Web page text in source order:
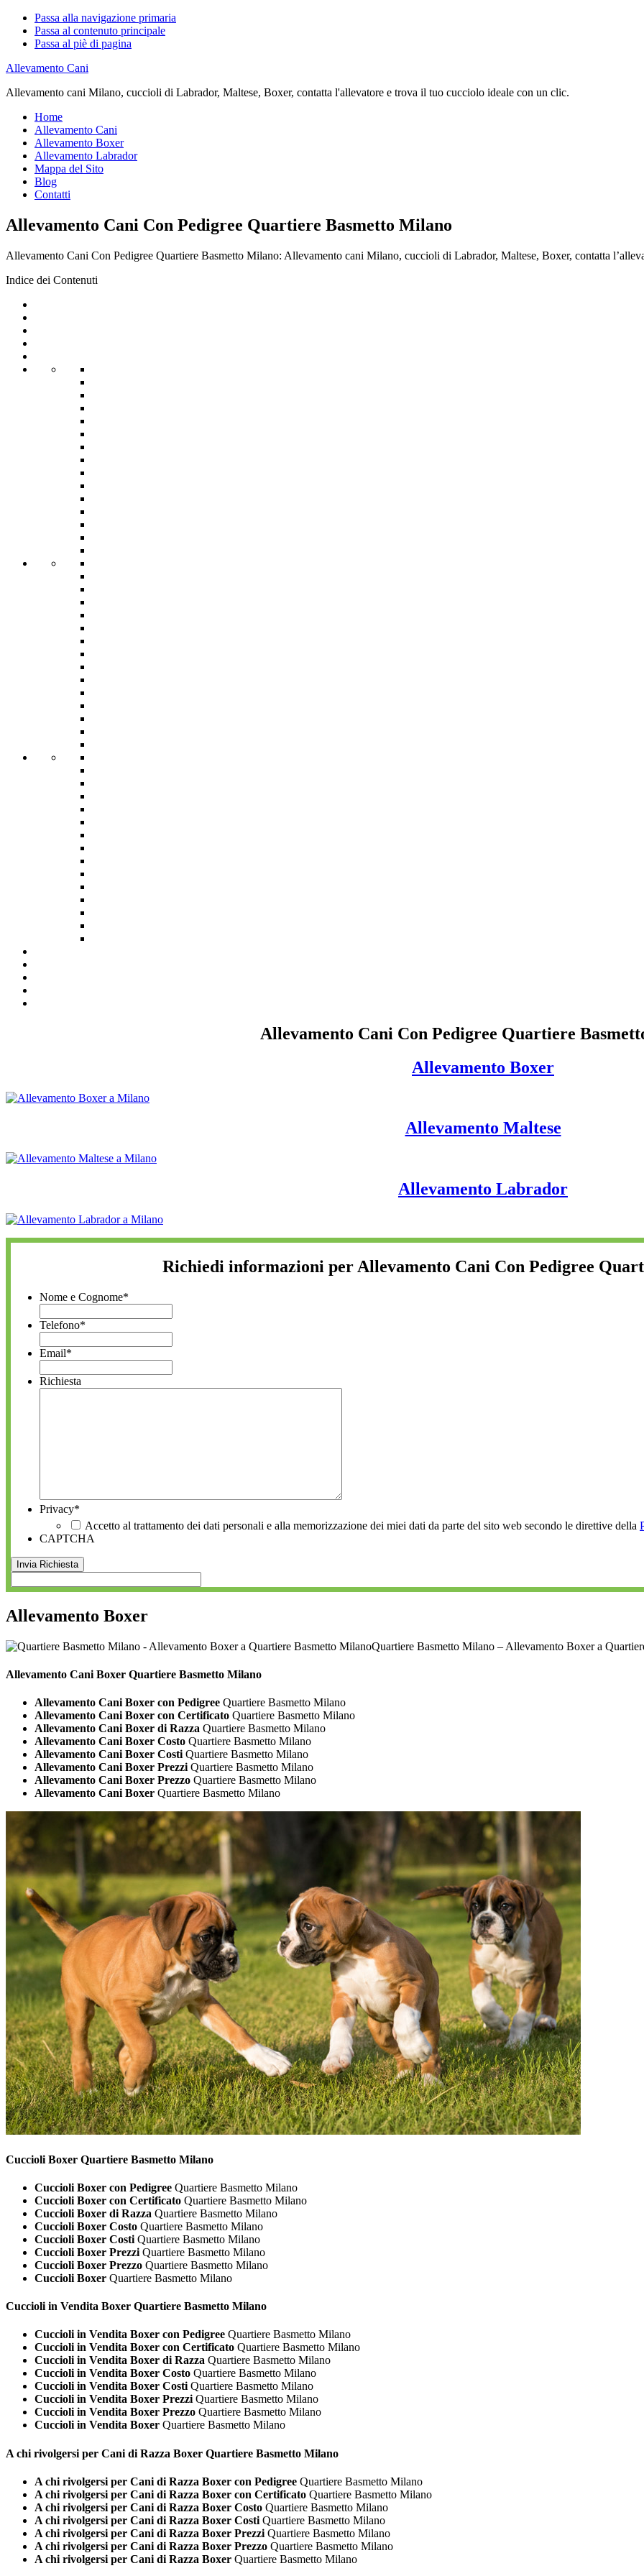
Passa alla navigazione primaria
Passa al contenuto principale
Passa al piè di pagina
Allevamento Cani
Allevamento cani Milano, cuccioli di Labrador, Maltese, Boxer, contatta l'allevatore e trova il tuo cucciolo ideale con un clic.
Home
Allevamento Cani
Allevamento Boxer
Allevamento Labrador
Mappa del Sito
Blog
Contatti
Allevamento Cani Con Pedigree Quartiere Basmetto Milano
Allevamento Cani Con Pedigree Quartiere Basmetto Milano: Allevamento cani Milano, cuccioli di Labrador, Maltese, Boxer, contatta
Indice dei Contenuti
Allevamento Cani Con Pedigree Quartiere
Allevamento Boxer
Allevamento Maltese
Allevamento Labrador
Richiedi informazioni per Allevamento Cani Con Pedigree
Nome e Cognome*
Telefono*
Email*
Richiesta
Privacy*
Accetto al trattamento dei dati personali e alla memorizzazione dei miei dati da parte del sito web secondo le direttive della
CAPTCHA
Allevamento Boxer
Quartiere Basmetto Milano – Allevamento Boxer a
Allevamento Cani Boxer Quartiere Basmetto Milano
Allevamento Cani Boxer con Pedigree Quartiere Basmetto Milano
Allevamento Cani Boxer con Certificato Quartiere Basmetto Milano
Allevamento Cani Boxer di Razza Quartiere Basmetto Milano
Allevamento Cani Boxer Costo Quartiere Basmetto Milano
Allevamento Cani Boxer Costi Quartiere Basmetto Milano
Allevamento Cani Boxer Prezzi Quartiere Basmetto Milano
Allevamento Cani Boxer Prezzo Quartiere Basmetto Milano
Allevamento Cani Boxer Quartiere Basmetto Milano
Cuccioli Boxer Quartiere Basmetto Milano
Cuccioli Boxer con Pedigree Quartiere Basmetto Milano
Cuccioli Boxer con Certificato Quartiere Basmetto Milano
Cuccioli Boxer di Razza Quartiere Basmetto Milano
Cuccioli Boxer Costo Quartiere Basmetto Milano
Cuccioli Boxer Costi Quartiere Basmetto Milano
Cuccioli Boxer Prezzi Quartiere Basmetto Milano
Cuccioli Boxer Prezzo Quartiere Basmetto Milano
Cuccioli Boxer Quartiere Basmetto Milano
Cuccioli in Vendita Boxer Quartiere Basmetto Milano
Cuccioli in Vendita Boxer con Pedigree Quartiere Basmetto Milano
Cuccioli in Vendita Boxer con Certificato Quartiere Basmetto Milano
Cuccioli in Vendita Boxer di Razza Quartiere Basmetto Milano
Cuccioli in Vendita Boxer Costo Quartiere Basmetto Milano
Cuccioli in Vendita Boxer Costi Quartiere Basmetto Milano
Cuccioli in Vendita Boxer Prezzi Quartiere Basmetto Milano
Cuccioli in Vendita Boxer Prezzo Quartiere Basmetto Milano
Cuccioli in Vendita Boxer Quartiere Basmetto Milano
A chi rivolgersi per Cani di Razza Boxer Quartiere Basmetto Milano
A chi rivolgersi per Cani di Razza Boxer con Pedigree Quartiere Basmetto Milano
A chi rivolgersi per Cani di Razza Boxer con Certificato Quartiere Basmetto Milano
A chi rivolgersi per Cani di Razza Boxer Costo Quartiere Basmetto Milano
A chi rivolgersi per Cani di Razza Boxer Costi Quartiere Basmetto Milano
A chi rivolgersi per Cani di Razza Boxer Prezzi Quartiere Basmetto Milano
A chi rivolgersi per Cani di Razza Boxer Prezzo Quartiere Basmetto Milano
A chi rivolgersi per Cani di Razza Boxer Quartiere Basmetto Milano